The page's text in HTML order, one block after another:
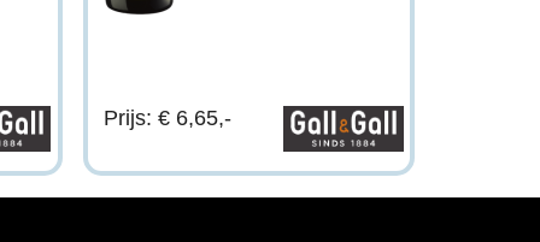
Prijs: € 6,65,-